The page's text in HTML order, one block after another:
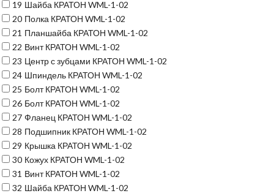
19 Шайба КРАТОН WML-1-02
20 Полка КРАТОН WML-1-02
21 Планшайба КРАТОН WML-1-02
22 Винт КРАТОН WML-1-02
23 Центр с зубцами КРАТОН WML-1-02
24 Шпиндель КРАТОН WML-1-02
25 Болт КРАТОН WML-1-02
26 Болт КРАТОН WML-1-02
27 Фланец КРАТОН WML-1-02
28 Подшипник КРАТОН WML-1-02
29 Крышка КРАТОН WML-1-02
30 Кожух КРАТОН WML-1-02
31 Винт КРАТОН WML-1-02
32 Шайба КРАТОН WML-1-02